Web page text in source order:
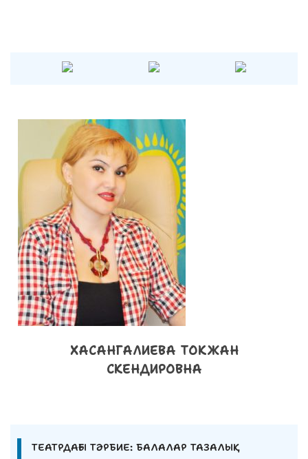
ХАСАНГАЛИЕВА ТОКЖАН
СКЕНДИРОВНА
ТЕАТРДАҒЫ ТӘРБИЕ: БАЛАЛАР ТАЗАЛЫҚ